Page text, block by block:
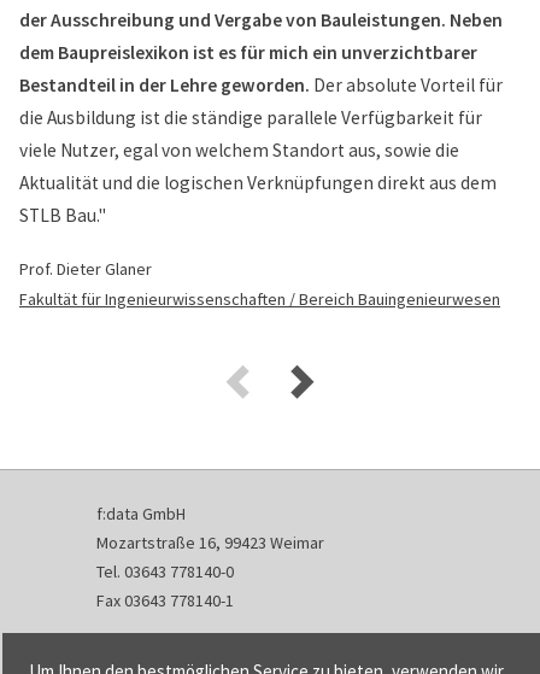
der Ausschreibung und Vergabe von Bauleistungen. Neben
dem Baupreislexikon ist es für mich ein unverzichtbarer
Bestandteil in der Lehre geworden. Der absolute Vorteil für
die Ausbildung ist die ständige parallele Verfügbarkeit für
viele Nutzer, egal von welchem Standort aus, sowie die
Aktualität und die logischen Verknüpfungen direkt aus dem
STLB Bau."
Prof. Dieter Glaner
Fakultät für Ingenieurwissenschaften / Bereich Bauingenieurwesen
f:data GmbH
Mozartstraße 16, 99423 Weimar
Tel. 03643 778140-0
Fax 03643 778140-1
info@fdata.de